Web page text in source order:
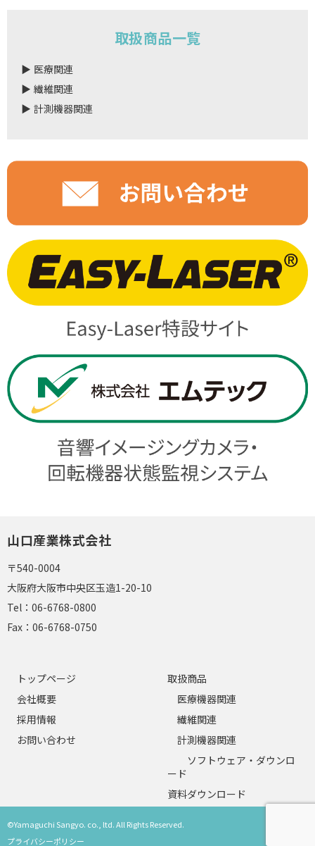
取扱商品一覧
医療関連
繊維関連
計測機器関連
山口産業株式会社
〒540-0004
大阪府大阪市中央区玉造1-20-10
Tel： 06-6768-0800
Fax： 06-6768-0750
トップページ
会社概要
採用情報
お問い合わせ
取扱商品
医療機器関連
繊維関連
計測機器関連
ソフトウェア・ダウンロ
ード
資料ダウンロード
©Yamaguchi Sangyo. co., ltd. All Rights Reserved.
プライバシーポリシー